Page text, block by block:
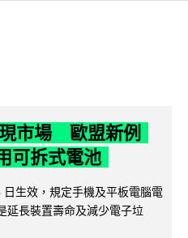
市場 歐盟新例
可拆式電池
生效，規定手機及平板電腦電
延長裝置壽命及減少電子垃